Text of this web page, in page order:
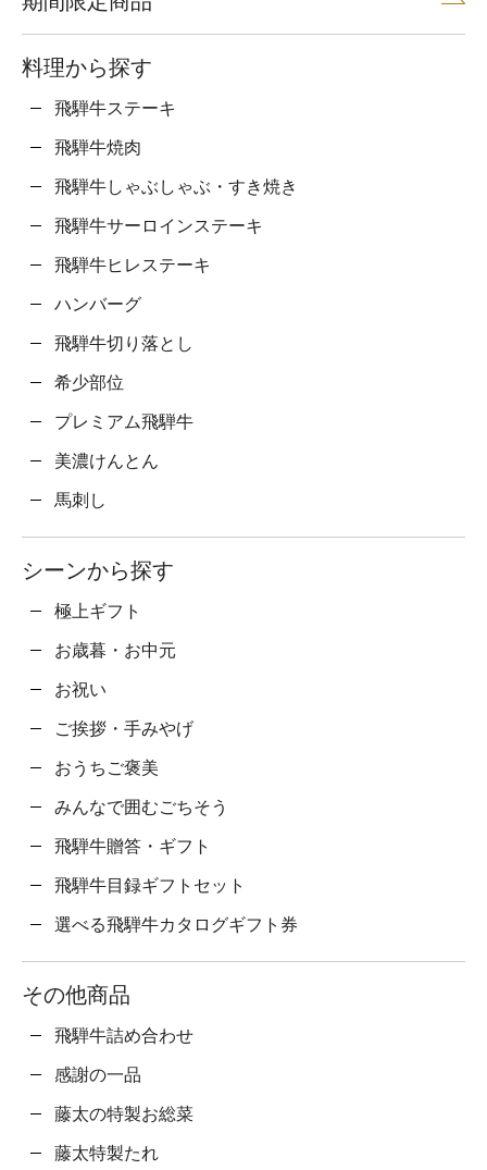
料理から探す
飛騨牛ステーキ
飛騨牛焼肉
飛騨牛しゃぶしゃぶ・すき焼き
飛騨牛サーロインステーキ
飛騨牛ヒレステーキ
ハンバーグ
飛騨牛切り落とし
希少部位
プレミアム飛騨牛
美濃けんとん
馬刺し
シーンから探す
極上ギフト
お歳暮・お中元
お祝い
ご挨拶・手みやげ
おうちご褒美
みんなで囲むごちそう
飛騨牛贈答・ギフト
飛騨牛目録ギフトセット
選べる飛騨牛カタログギフト券
その他商品
飛騨牛詰め合わせ
感謝の一品
藤太の特製お総菜
藤太特製たれ